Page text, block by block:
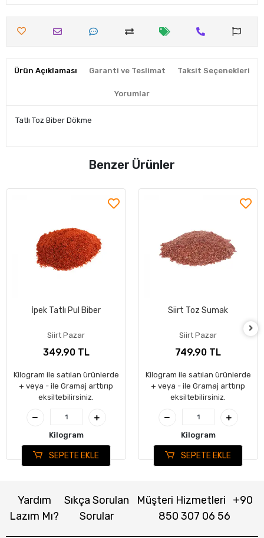
Ürün Açıklaması Garanti ve Teslimat Taksit Seçenekleri
Yorumlar
Tatlı Toz Biber Dökme
Benzer Ürünler
İpek Tatlı Pul Biber
Siirt Pazar
349,90 TL
Kilogram ile satılan ürünlerde
+ veya - ile Gramaj arttırıp
eksiltebilirsiniz.
Kilogram
SEPETE EKLE
Siirt Toz Sumak
Siirt Pazar
749,90 TL
Kilogram ile satılan ürünlerde
+ veya - ile Gramaj arttırıp
eksiltebilirsiniz.
Kilogram
SEPETE EKLE
Yardım
Lazım Mı?
Sıkça Sorulan
Sorular
Müşteri Hizmetleri
+90
850 307 06 56